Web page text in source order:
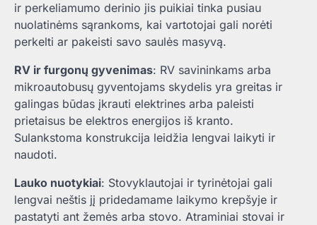
ir perkeliamumo derinio jis puikiai tinka pusiau
nuolatinėms sąrankoms, kai vartotojai gali norėti
perkelti ar pakeisti savo saulės masyvą.
RV ir furgonų gyvenimas: RV savininkams arba
mikroautobusų gyventojams skydelis yra greitas ir
galingas būdas įkrauti elektrines arba paleisti
prietaisus be elektros energijos iš kranto.
Sulankstoma konstrukcija leidžia lengvai laikyti ir
naudoti.
Lauko nuotykiai: Stovyklautojai ir tyrinėtojai gali
lengvai neštis jį pridedamame laikymo krepšyje ir
pastatyti ant žemės arba stovo. Atraminiai stovai ir